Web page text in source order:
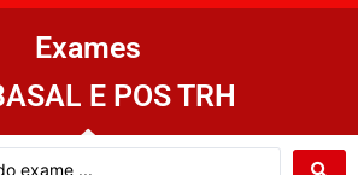
Exames
E POS TRH